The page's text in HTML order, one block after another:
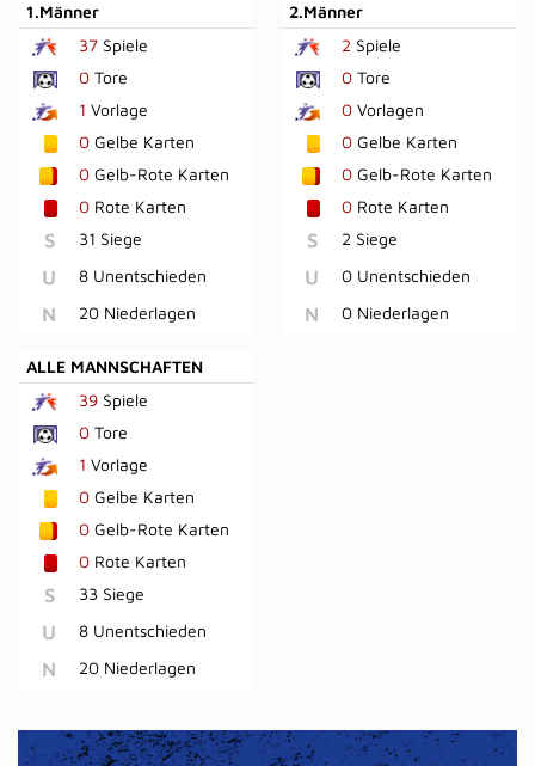
1.Männer
37 Spiele
0 Tore
1 Vorlage
0 Gelbe Karten
0 Gelb-Rote Karten
0 Rote Karten
S 31 Siege
U 8 Unentschieden
N 20 Niederlagen
2.Männer
2 Spiele
0Tore
0Vorlagen
0Gelbe Karten
0Gelb-Rote Karten
0Rote Karten
S 2 Siege
U 0 Unentschieden
N 0 Niederlagen
ALLE MANNSCHAFTEN
39 Spiele
0 Tore
1 Vorlage
0 Gelbe Karten
0 Gelb-Rote Karten
0 Rote Karten
S 33 Siege
U 8 Unentschieden
N 20 Niederlagen